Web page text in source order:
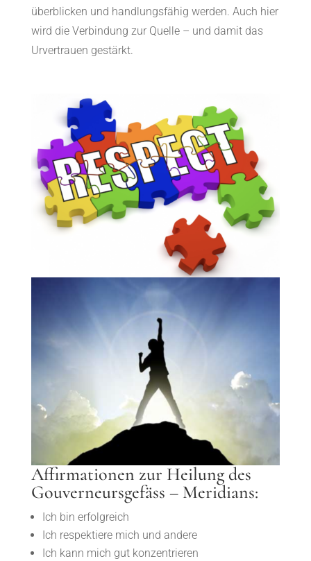
überblicken und handlungsfähig werden. Auch hier
wird die Verbindung zur Quelle – und damit das
Urvertrauen gestärkt.
Affirmationen zur Heilung des
Gouverneursgefäss – Meridians:
Ich bin erfolgreich
Ich respektiere mich und andere
Ich kann mich gut konzentrieren